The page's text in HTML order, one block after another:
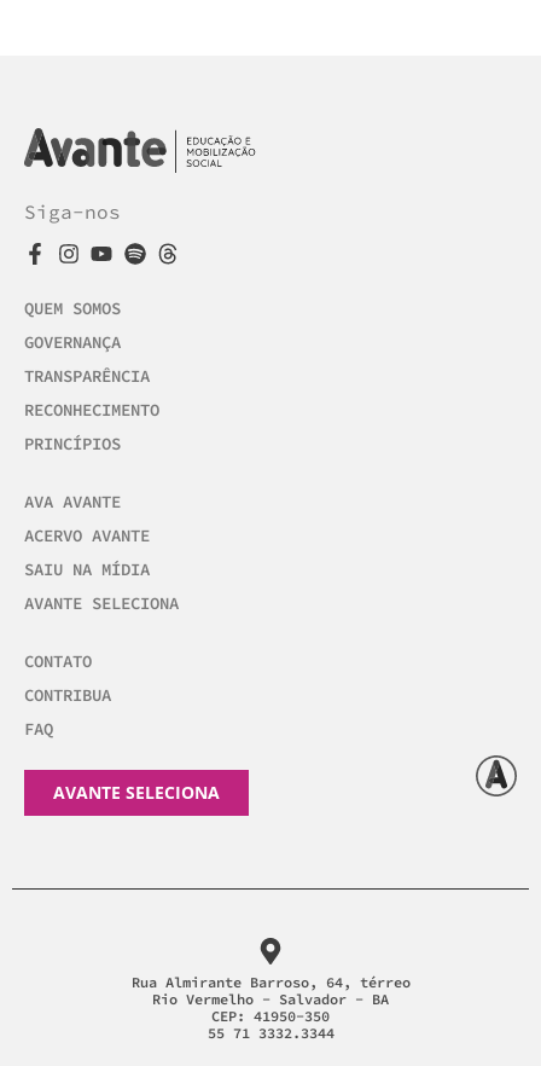
Siga-nos
QUEM SOMOS
GOVERNANÇA
TRANSPARÊNCIA
RECONHECIMENTO
PRINCÍPIOS
AVA AVANTE
ACERVO AVANTE
SAIU NA MÍDIA
AVANTE SELECIONA
CONTATO
CONTRIBUA
FAQ
AVANTE SELECIONA
Rua Almirante Barroso, 64, térreo
Rio Vermelho - Salvador - BA
CEP: 41950-350
55 71 3332.3344